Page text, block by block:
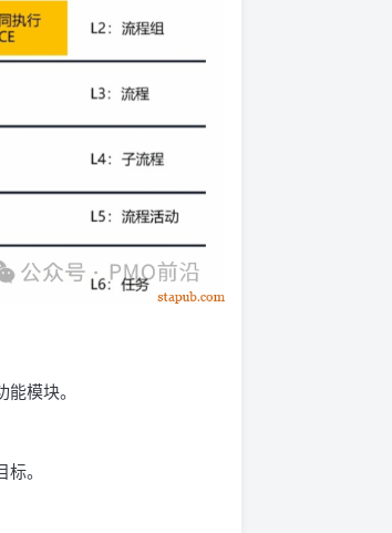
模块。
。